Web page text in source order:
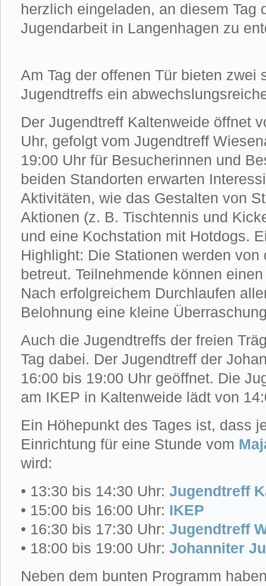
herzlich eingeladen, an diesem Tag
Jugendarbeit in Langenhagen zu
Am Tag der offenen Tür bieten zwei
Jugendtreffs ein
Der Jugendtreff Kaltenweide öffnet
Uhr, gefolgt vom Jugendtreff
19:00 Uhr für Besucherinnen und
beiden Standorten erwarten
Aktivitäten, wie das Gestalten von
Aktionen (z. B. Tischtennis und
und eine Kochstation mit Hotdogs.
Highlight: Die Stationen werden von
betreut. Teilnehmende können
Nach erfolgreichem Durchlaufen
Belohnung eine kleine
Auch die Jugendtreffs der freien
Tag dabei. Der Jugendtreff der
16:00 bis 19:00 Uhr geöffnet. Die
am IKEP in Kaltenweide lädt von
Ein Höhepunkt des Tages ist, dass
Einrichtung für eine Stunde vom
wird:
• 13:30 bis 14:30 Uhr: Jugendtreff
• 15:00 bis 16:00 Uhr: IKEP
• 16:30 bis 17:30 Uhr: Jugendtreff
• 18:00 bis 19:00 Uhr: Johanniter
Neben dem bunten Programm